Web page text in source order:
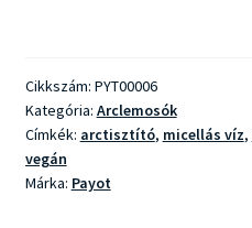
mennyiség
Cikkszám: PYT00006
Kategória: Arclemosók
Címkék: arctisztító, micellás víz,
vegán
Márka: Payot